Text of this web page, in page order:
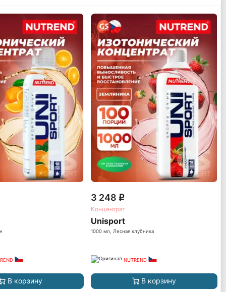
В корзину
3 248 q
Концентрат
Unisport
1000 мл, Лесная клубника
NUTREND
В корзину